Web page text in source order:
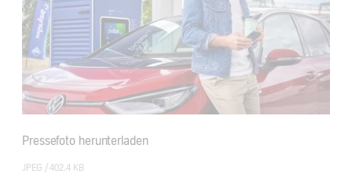
Pressefoto herunterladen
JPEG /402.4 KB